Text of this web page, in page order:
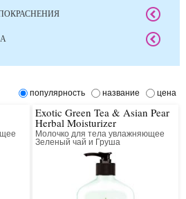
популярность название цена
Exotic Green Tea & Asian Pear
Herbal Moisturizer
Молочко для тела увлажняющее
Зеленый чай и Груша